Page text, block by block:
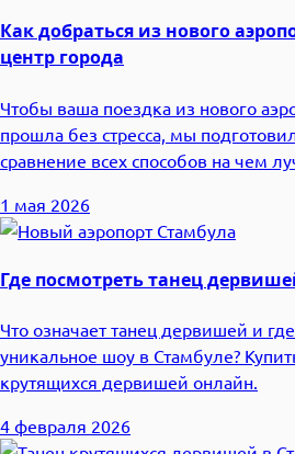
Как добраться из нового
центр города
Чтобы ваша поездка из нового
прошла без стресса, мы
сравнение всех способов на чем
1 мая 2026
Где посмотреть танец
Что означает танец дервишей и
уникальное шоу в Стамбуле?
крутящихся дервишей онлайн.
4 февраля 2026